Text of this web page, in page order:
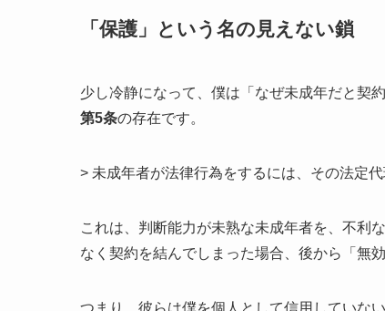
「保護」という名の見えない鎖
少し冷静になって、僕は「なぜ未成年だと契
第5条の存在です。
> 未成年者が法律行為をするには、その法定
これは、判断能力が未熟な未成年者を、不利
なく契約を結んでしまった場合、後から「無
つまり、彼らは僕を個人として信用していな